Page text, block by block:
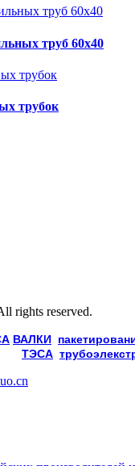
труб 60х40
трубок
rights reserved.
ВАЛКИ
ТЭСА